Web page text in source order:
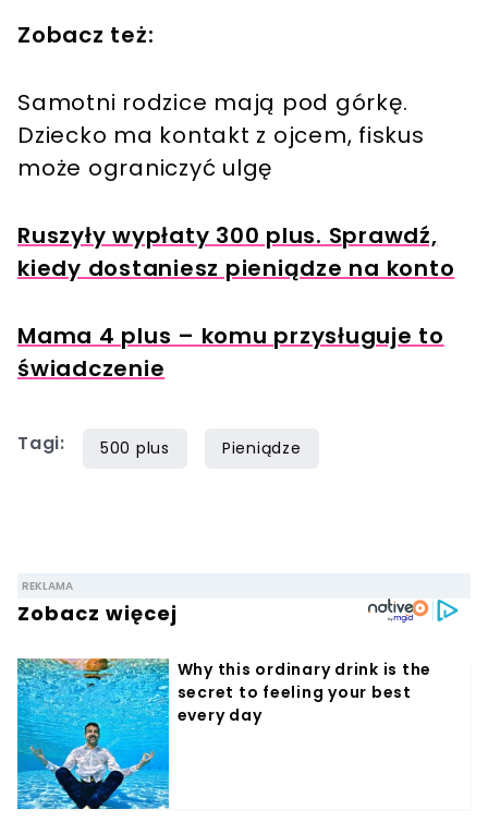
Zobacz też:
Samotni rodzice mają pod górkę.
Dziecko ma kontakt z ojcem, fiskus
może ograniczyć ulgę
Ruszyły wypłaty 300 plus. Sprawdź,
kiedy dostaniesz pieniądze na konto
Mama 4 plus – komu przysługuje to
świadczenie
Tagi: 500 plus Pieniądze